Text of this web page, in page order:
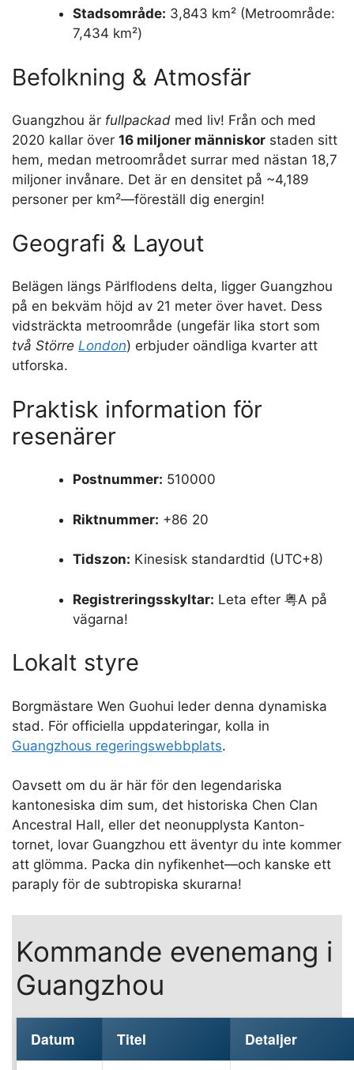
Stadsområde: 3,843 km² (Metroområde:
7,434 km²)
Befolkning & Atmosfär
Guangzhou är fullpackad med liv! Från och med
2020 kallar över 16 miljoner människor staden sitt
hem, medan metroområdet surrar med nästan 18,7
miljoner invånare. Det är en densitet på ~4,189
personer per km²—föreställ dig energin!
Geografi & Layout
Belägen längs Pärlflodens delta, ligger Guangzhou
på en bekväm höjd av 21 meter över havet. Dess
vidsträckta metroområde (ungefär lika stort som
två Större London) erbjuder oändliga kvarter att
utforska.
Praktisk information för
resenärer
Postnummer: 510000
Riktnummer: +86 20
Tidszon: Kinesisk standardtid (UTC+8)
Registreringsskyltar: Leta efter 粤A på
vägarna!
Lokalt styre
Borgmästare Wen Guohui leder denna dynamiska
stad. För officiella uppdateringar, kolla in
Guangzhous regeringswebbplats.
Oavsett om du är här för den legendariska
kantonesiska dim sum, det historiska Chen Clan
Ancestral Hall, eller det neonupplysta Kanton-
tornet, lovar Guangzhou ett äventyr du inte kommer
att glömma. Packa din nyfikenhet—och kanske ett
paraply för de subtropiska skurarna!
Kommande evenemang i
Guangzhou
Datum Titel Detaljer